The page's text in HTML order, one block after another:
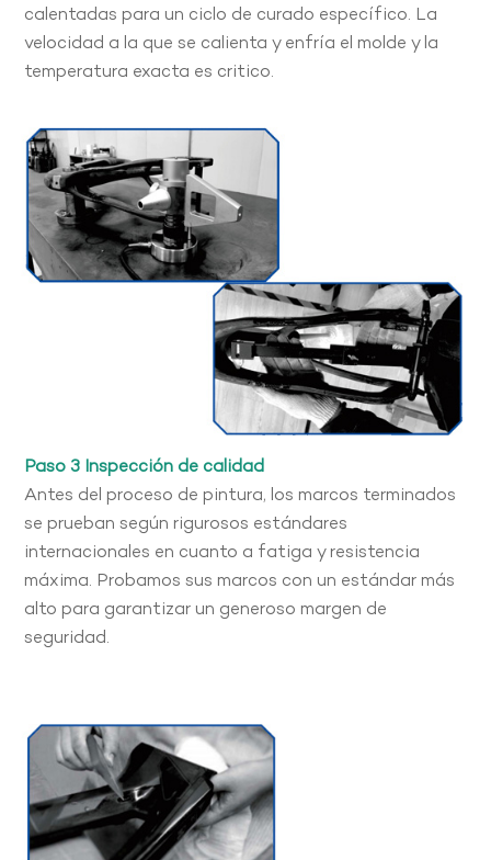
calentadas para un ciclo de curado específico. La
velocidad a la que se calienta y enfría el molde y la
temperatura exacta es critico.
Paso 3 Inspección de calidad
Antes del proceso de pintura, los marcos terminados
se prueban según rigurosos estándares
internacionales en cuanto a fatiga y resistencia
máxima. Probamos sus marcos con un estándar más
alto para garantizar un generoso margen de
seguridad.